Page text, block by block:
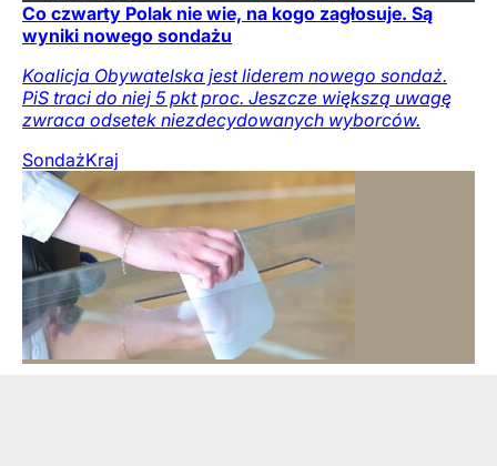
Co czwarty Polak nie wie, na kogo zagłosuje. Są
wyniki nowego sondażu
Koalicja Obywatelska jest liderem nowego sondaż.
PiS traci do niej 5 pkt proc. Jeszcze większą uwagę
zwraca odsetek niezdecydowanych wyborców.
SondażKraj